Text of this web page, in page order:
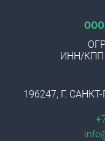
ИНН/КПП
196247, Г.